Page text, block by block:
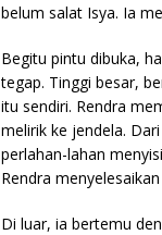
belum salat Isya. Ia
Begitu pintu dibuka,
tegap. Tinggi besar,
itu sendiri. Rendra
melirik ke jendela.
perlahan-lahan
Rendra
Di luar, ia bertemu